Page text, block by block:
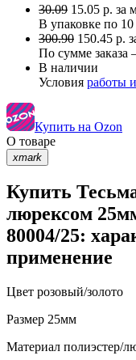
30.09 15.05 р. за
В упаковке по
300.90 150.45 р.
По сумме заказа
В наличии
Условия работы
Купить на Ozon
О товаре
xmark
Купить
люрексом
80004/25:
применение
Цвет розовый/золото
Размер 25мм
Материал полиэстер/